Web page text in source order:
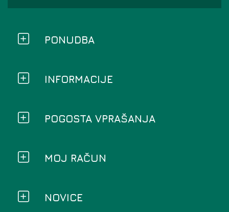
PONUDBA
INFORMACIJE
POGOSTA VPRAŠANJA
MOJ RAČUN
NOVICE